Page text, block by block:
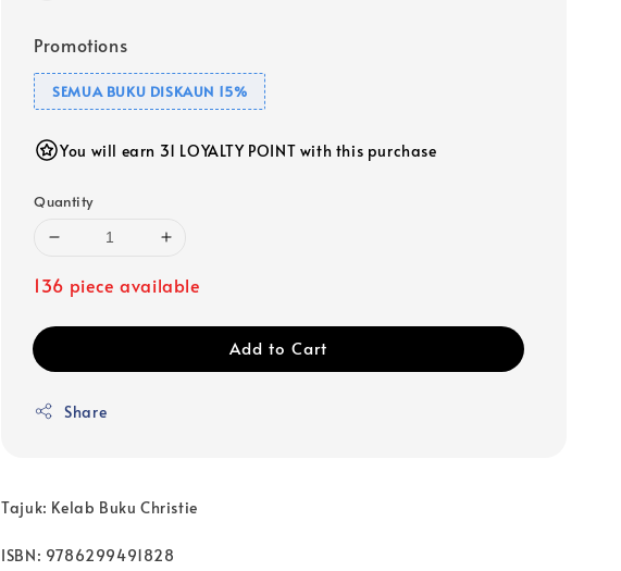
Promotions
SEMUA BUKU DISKAUN 15%
You will earn 31 LOYALTY POINT with this purchase
Quantity
136 piece available
Add to Cart
Share
Tajuk: Kelab Buku Christie
ISBN: 9786299491828